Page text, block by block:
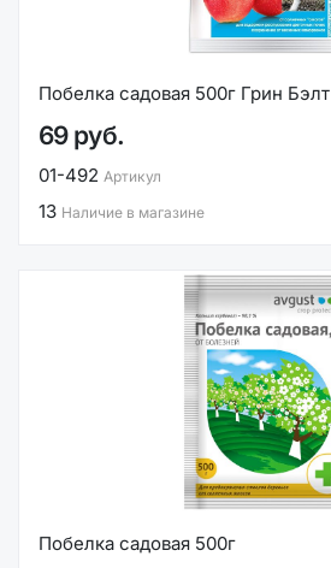
Побелка садовая 500г Грин Бэлт
69 руб.
01-492 Артикул
13 Наличие в магазине
Побелка садовая 500г